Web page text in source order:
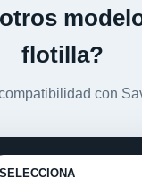
flotilla?
con